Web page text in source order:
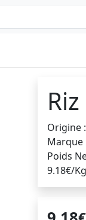
Origine
Marque
Poids
9.18€/Kg